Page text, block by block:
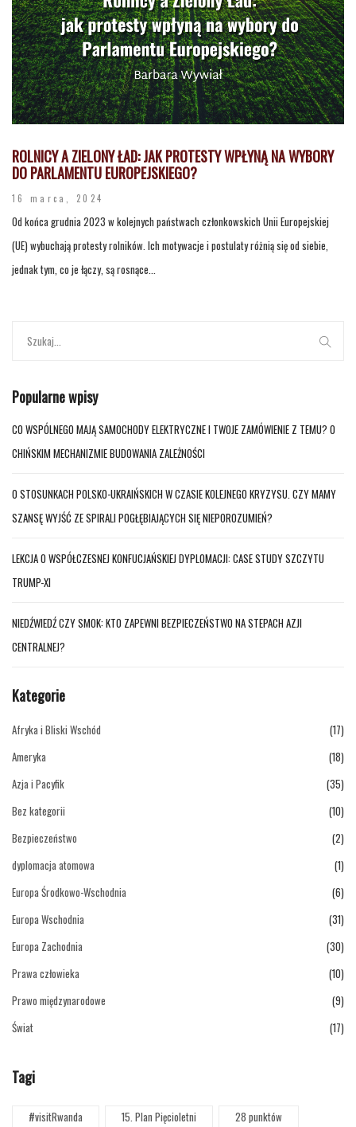
ROLNICY A ZIELONY ŁAD: JAK PROTESTY WPŁYNĄ NA WYBORY
DO PARLAMENTU EUROPEJSKIEGO?
16 marca, 2024
Od końca grudnia 2023 w kolejnych państwach członkowskich Unii Europejskiej
(UE) wybuchają protesty rolników. Ich motywacje i postulaty różnią się od siebie,
jednak tym, co je łączy, są rosnące...
Popularne wpisy
CO WSPÓLNEGO MAJĄ SAMOCHODY ELEKTRYCZNE I TWOJE ZAMÓWIENIE Z TEMU? O
CHIŃSKIM MECHANIZMIE BUDOWANIA ZALEŻNOŚCI
O STOSUNKACH POLSKO-UKRAIŃSKICH W CZASIE KOLEJNEGO KRYZYSU. CZY MAMY
SZANSĘ WYJŚĆ ZE SPIRALI POGŁĘBIAJĄCYCH SIĘ NIEPOROZUMIEŃ?
LEKCJA O WSPÓŁCZESNEJ KONFUCJAŃSKIEJ DYPLOMACJI: CASE STUDY SZCZYTU
TRUMP-XI
NIEDŹWIEDŹ CZY SMOK: KTO ZAPEWNI BEZPIECZEŃSTWO NA STEPACH AZJI
CENTRALNEJ?
Kategorie
Afryka i Bliski Wschód
(17)
Ameryka
(18)
Azja i Pacyfik
(35)
Bez kategorii
(10)
Bezpieczeństwo
(2)
dyplomacja atomowa
(1)
Europa Środkowo-Wschodnia
(6)
Europa Wschodnia
(31)
Europa Zachodnia
(30)
Prawa człowieka
(10)
Prawo międzynarodowe
(9)
Świat
(17)
Tagi
#visitRwanda 15. Plan Pięcioletni
28 punktów